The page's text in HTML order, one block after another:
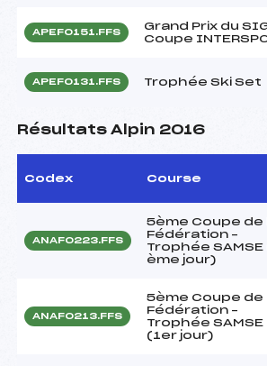
APEF0151.FFS
Grand Prix du
Coupe
APEF0131.FFS Trophée Ski Set
Résultats Alpin 2016
Codex Course
ANAF0223.FFS
5ème Coupe de
Fédération –
Trophée SAMSE
ème jour)
ANAF0213.FFS
5ème Coupe de
Fédération –
Trophée SAMSE
(1er jour)